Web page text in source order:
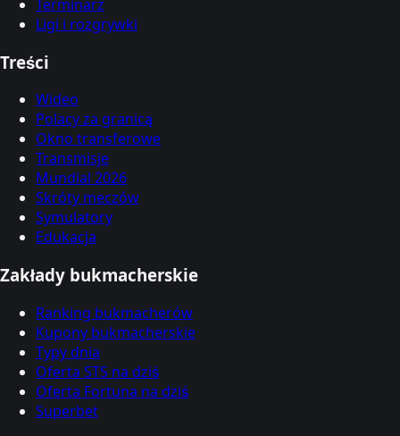
Terminarz
Ligi i rozgrywki
Treści
Wideo
Polacy za granicą
Okno transferowe
Transmisje
Mundial 2026
Skróty meczów
Symulatory
Edukacja
Zakłady bukmacherskie
Ranking bukmacherów
Kupony bukmacherskie
Typy dnia
Oferta STS na dziś
Oferta Fortuna na dziś
Superbet